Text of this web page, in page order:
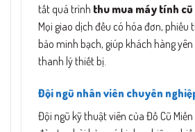
tất quá trình thu mua máy tính
Mọi giao dịch đều có hóa đơn, phiếu
bảo minh bạch, giúp khách hàng
thanh lý thiết bị.
Đội ngũ nhân viên chuyên
Đội ngũ kỹ thuật viên của Đồ Cũ